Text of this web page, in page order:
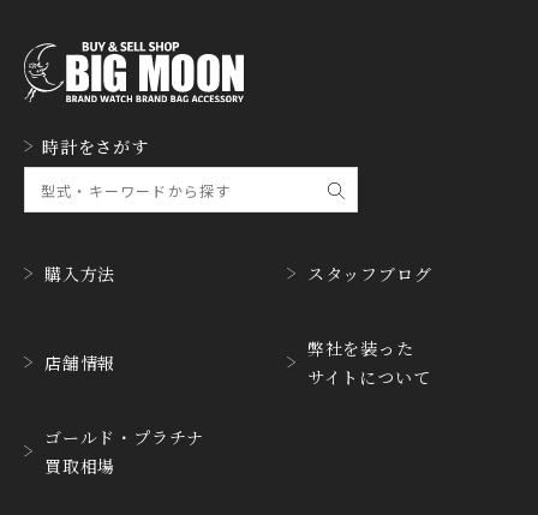
GERALD GENTA
ジェラルド・ジェンタ
GLASHUTTE ORIGINA
L
グラスヒュッテ・オリジ
ナル
グッチ
HARRY WINSTON
HEINRICH-GEISEN
ハインリッヒ ガイセン
時計をさがす
購入方法
店舗情報
ゴールド・プラチナ
買取相場
スタッフブログ
弊社を装った
サイトについて